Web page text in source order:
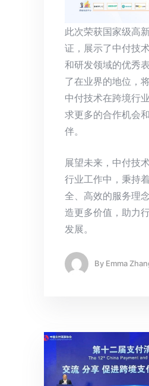
此次荣获国家级高
证，展示了中付技
和研发领域的优秀
了在业界的地位，
中付技术在跨境行
求更多的合作机会
伴。
展望未来，中付技
行业工作中，秉持
全、高效的服务理
造更多价值，助力
发展。
By Emma